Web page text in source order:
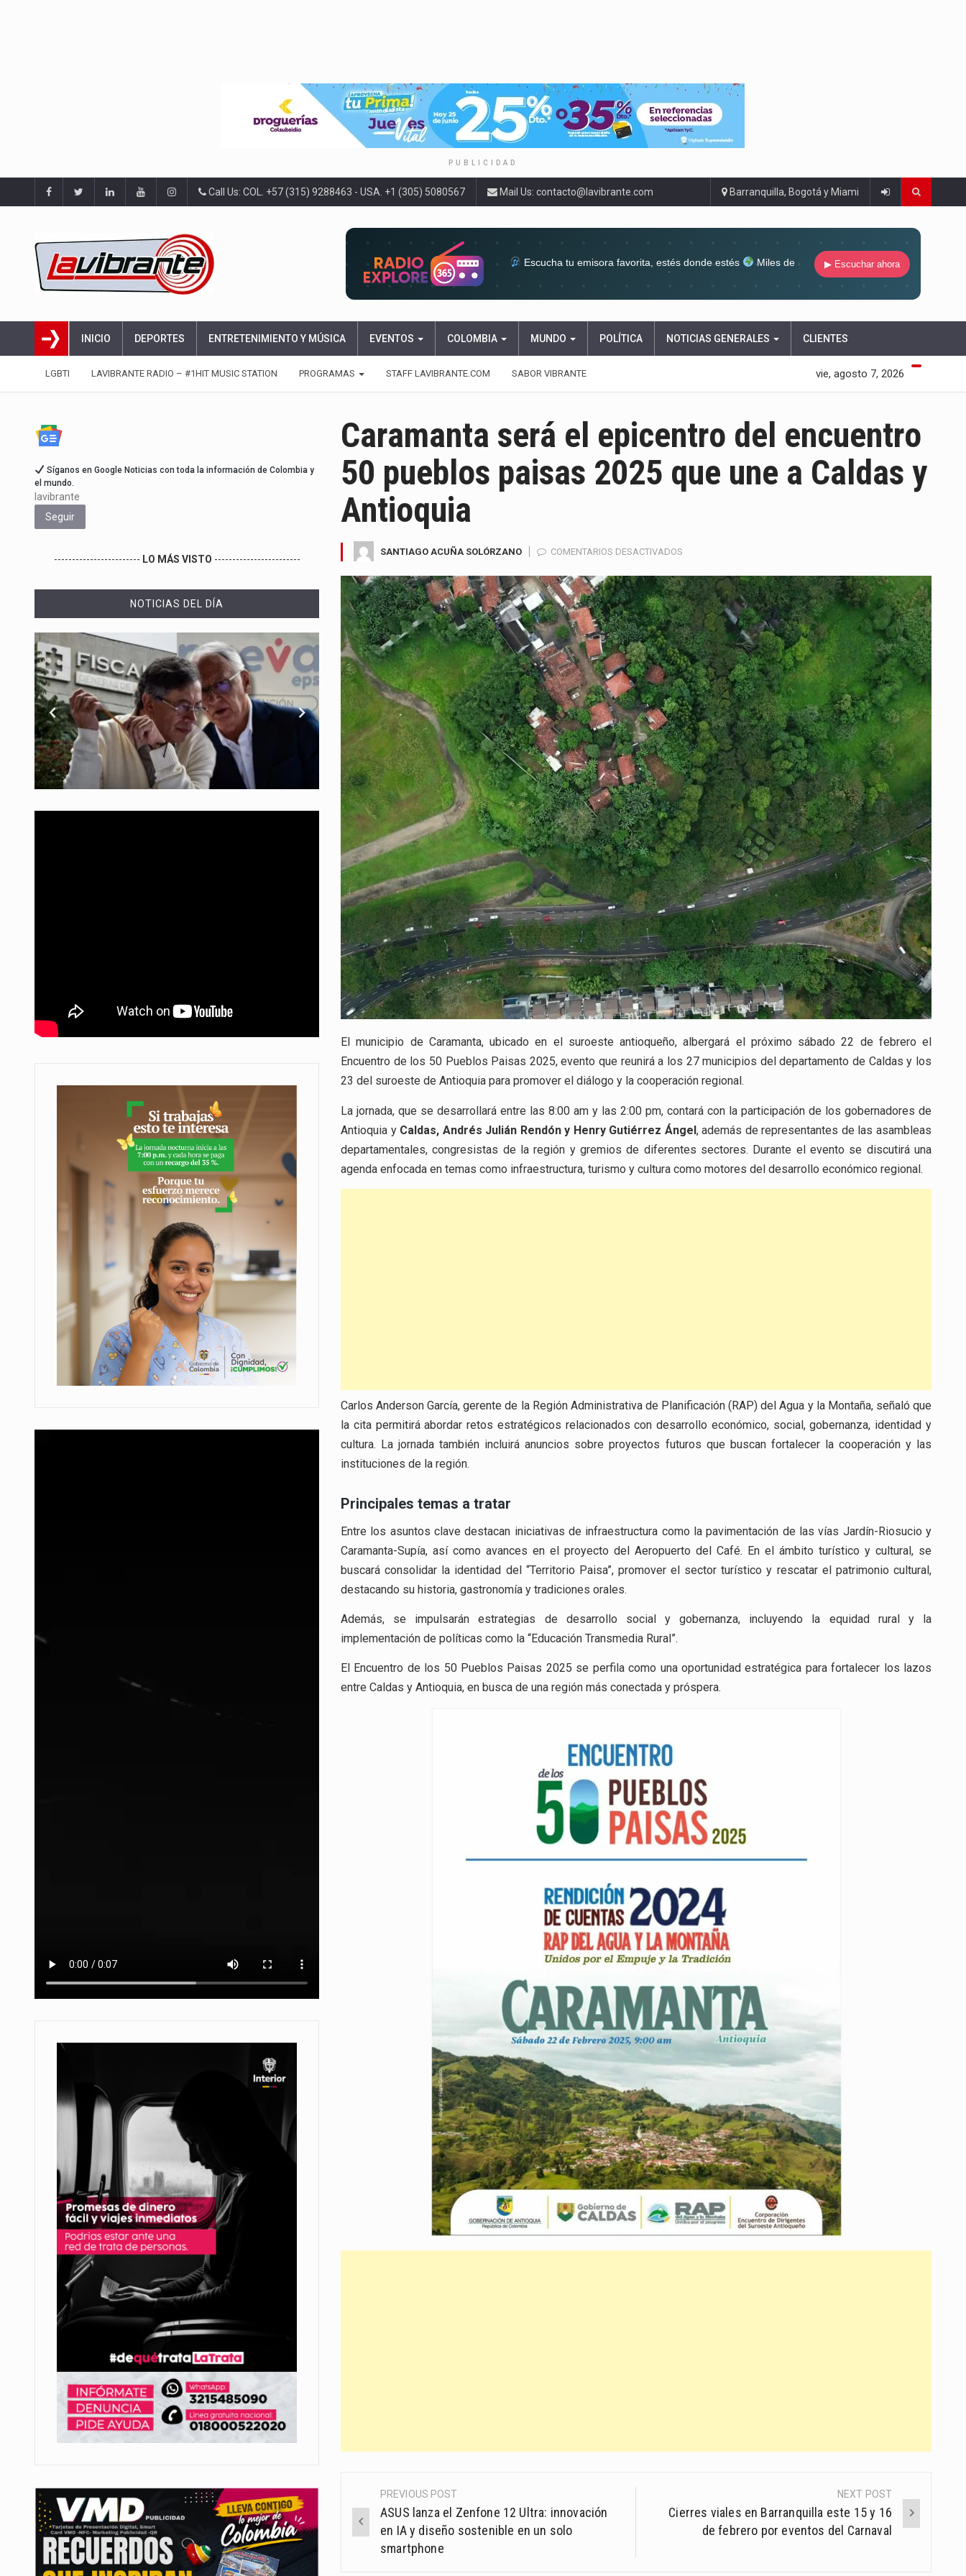
PUBLICIDAD
Call Us: COL. +57 (315) 9288463 - USA. +1 (305) 5080567 Mail Us: contacto@lavibrante.com Barranquilla, Bogotá y Miami
Escucha tu emisora favorita, estés donde estés
Miles de
▶ Escuchar ahora
INICIO DEPORTES ENTRETENIMIENTO Y MÚSICA EVENTOS COLOMBIA MUNDO POLÍTICA NOTICIAS GENERALES CLIENTES
LGBTI LAVIBRANTE RADIO – #1HIT MUSIC STATION PROGRAMAS STAFF LAVIBRANTE.COM SABOR VIBRANTE vie, agosto 7, 2026
Caramanta será el epicentro del encuentro
50 pueblos paisas 2025 que une a Caldas y
Antioquia
SANTIAGO ACUÑA SOLÓRZANO COMENTARIOS DESACTIVADOS
SERÁ
EL
EPICENTRO
DEL
ENCUENTRO
50
PUEBLOS
PAISAS
2025
QUE
UNE
A
CALDAS
Y
ANTIOQUIA
El municipio de Caramanta, ubicado en el suroeste antioqueño, albergará el próximo sábado 22 de febrero el
Encuentro de los 50 Pueblos Paisas 2025, evento que reunirá a los 27 municipios del departamento de Caldas y los
23 del suroeste de Antioquia para promover el diálogo y la cooperación regional.
La jornada, que se desarrollará entre las 8:00 am y las 2:00 pm, contará con la participación de los gobernadores de
Antioquia y Caldas, Andrés Julián Rendón y Henry Gutiérrez Ángel, además de representantes de las asambleas
departamentales, congresistas de la región y gremios de diferentes sectores. Durante el evento se discutirá una
agenda enfocada en temas como infraestructura, turismo y cultura como motores del desarrollo económico regional.
Carlos Anderson García, gerente de la Región Administrativa de Planificación (RAP) del Agua y la Montaña, señaló que
la cita permitirá abordar retos estratégicos relacionados con desarrollo económico, social, gobernanza, identidad y
cultura. La jornada también incluirá anuncios sobre proyectos futuros que buscan fortalecer la cooperación y las
instituciones de la región.
Principales temas a tratar
Entre los asuntos clave destacan iniciativas de infraestructura como la pavimentación de las vías Jardín-Riosucio y
Caramanta-Supía, así como avances en el proyecto del Aeropuerto del Café. En el ámbito turístico y cultural, se
buscará consolidar la identidad del “Territorio Paisa”, promover el sector turístico y rescatar el patrimonio cultural,
destacando su historia, gastronomía y tradiciones orales.
Además, se impulsarán estrategias de desarrollo social y gobernanza, incluyendo la equidad rural y la
implementación de políticas como la “Educación Transmedia Rural”.
El Encuentro de los 50 Pueblos Paisas 2025 se perfila como una oportunidad estratégica para fortalecer los lazos
entre Caldas y Antioquia, en busca de una región más conectada y próspera.
Post
navigation
PREVIOUS POST
ASUS lanza el Zenfone 12 Ultra: innovación
en IA y diseño sostenible en un solo
smartphone
NEXT POST
Cierres viales en Barranquilla este 15 y 16
de febrero por eventos del Carnaval
Síganos en Google Noticias con toda la información de Colombia y
el mundo.
lavibrante
Seguir
------------------------ LO MÁS VISTO ------------------------
NOTICIAS DEL DÍA